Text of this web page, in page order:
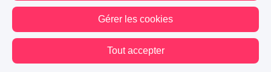
Gérer les cookies
Tout accepter